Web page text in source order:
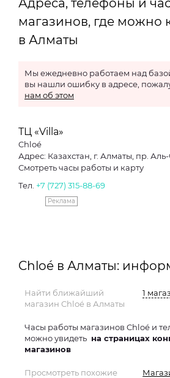
Адреса, телефоны и
магазинов, где можно
в Алматы
Мы ежедневно работаем над
вы нашли ошибку в адресе,
нам об этом
ТЦ «Villa»
Chloé
Адрес: Казахстан, г. Алматы, пр.
Смотреть часы работы и карту
Тел. +7 (727) 315-88-69
Реклама
Chloé в Алматы:
Найти ближайший
магазин Chloé в Алматы
1
Часы работы магазинов Chloé и
можно увидеть на страницах
магазинов
Просмотреть похожие